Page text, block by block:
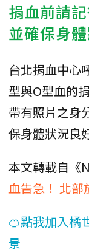
捐血前請
並確保身
台北捐血中心
型與O型血的
帶有照片之身
保身體狀況良
本文轉載自《
血告急！ 北部
🍊點我加入橘
景